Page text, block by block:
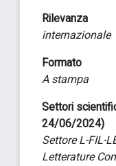
Rilevanza
internazionale
Formato
A stampa
Settori
24/06/2024)
Settore L-FIL-
Letterature